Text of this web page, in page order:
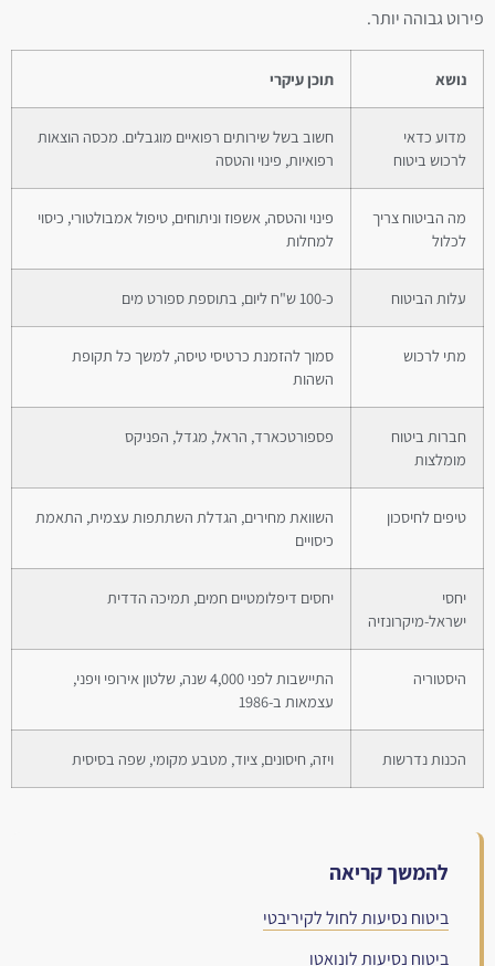
פירוט גבוהה יותר.
נושא תוכן עיקרי
מדוע כדאי
לרכוש ביטוח
חשוב בשל שירותים רפואיים מוגבלים. מכסה הוצאות
רפואיות, פינוי והטסה
מה הביטוח צריך
לכלול
פינוי והטסה, אשפוז וניתוחים, טיפול אמבולטורי, כיסוי
למחלות
עלות הביטוח כ-100 ש"ח ליום, בתוספת ספורט מים
מתי לרכוש
סמוך להזמנת כרטיסי טיסה, למשך כל תקופת
השהות
חברות ביטוח
מומלצות
פספורטכארד, הראל, מגדל, הפניקס
טיפים לחיסכון
השוואת מחירים, הגדלת השתתפות עצמית, התאמת
כיסויים
יחסי
ישראל-מיקרונזיה
יחסים דיפלומטיים חמים, תמיכה הדדית
היסטוריה
התיישבות לפני 4,000 שנה, שלטון אירופי ויפני,
עצמאות ב-1986
הכנות נדרשות ויזה, חיסונים, ציוד, מטבע מקומי, שפה בסיסית
להמשך קריאה
ביטוח נסיעות לחול לקיריבטי
ביטוח נסיעות לונואטו